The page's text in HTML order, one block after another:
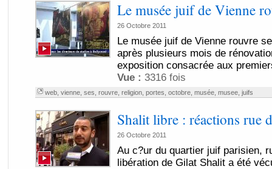
Le musée juif de Vienne
26 Octobre 2011
Le musée juif de Vienne rouvre
après plusieurs mois de
exposition consacrée aux
Vue : 3316 fois
web, vienne, ses rouvre, religion, portes octobre, musée, musee, juifs
Shalit libre : réactions rue
26 Octobre 2011
Au c?ur du quartier juif parisien,
libération de Gilat Shalit a été